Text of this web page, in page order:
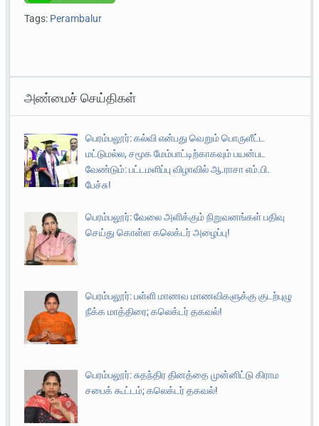
Tags: Perambalur
அண்மைச் செய்திகள்
பெரம்பலூர்: கல்வி என்பது வெறும் பொருளீட்ட
மட்டுமல்ல, சமூக மேம்பாட்டிற்காகவும் பயன்பட
வேண்டும்: பட்டமளிப்பு விழாவில் ஆ.ராசா எம்.பி.
பேச்சு!
பெரம்பலூர்: வேலை அளிக்கும் நிறுவனங்கள் பதிவு
செய்து கொள்ள கலெக்டர் அழைப்பு!
பெரம்பலூர்: பள்ளி மாணவ மாணவிகளுக்கு குடற்புழு
நீக்க மாத்திரை; கலெக்டர் தகவல்!
பெரம்பலூர்: சுதந்திர தினத்தை முன்னிட்டு கிராம
சபைக் கூட்டம்; கலெக்டர் தகவல்!